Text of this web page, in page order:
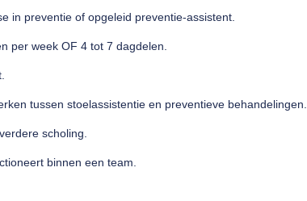
in preventie of opgeleid preventie-assistent.
per week OF 4 tot 7 dagdelen.
tussen stoelassistentie en preventieve behandelingen.
scholing.
binnen een team.